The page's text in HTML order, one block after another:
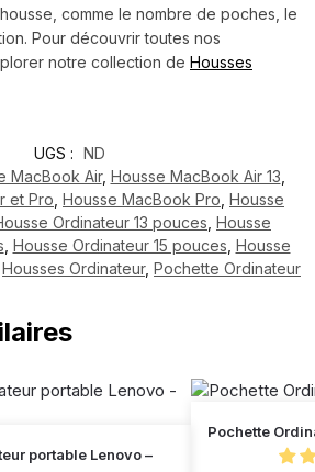
comme le nombre de poches, le
Pour découvrir toutes nos
notre collection de Housses
UGS : ND
MacBook Air, Housse MacBook Air 13
et Pro Housse MacBook Pro Housse
Ordinateur 13 pouces Housse
Housse Ordinateur 15 pouces Housse
Housses Ordinateur, Pochette Ordinateur
portable Lenovo –
Pochette